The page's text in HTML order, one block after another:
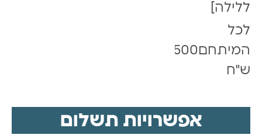
ללילה]
לכל
המיתחם3500
ש"ח
אפשרויות תשלום